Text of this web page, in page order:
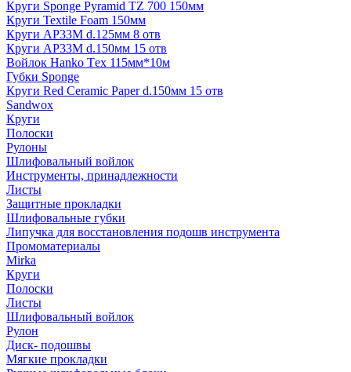
Круги Sponge Pyramid TZ 700 150мм
Круги Textile Foam 150мм
Круги AP33M d.125мм 8 отв
Круги AP33M d.150мм 15 отв
Войлок Hanko Tех 115мм*10м
Губки Sponge
Круги Red Ceramic Paper d.150мм 15 отв
Sandwox
Круги
Полоски
Рулоны
Шлифовальный войлок
Инструменты, принадлежности
Листы
Защитные прокладки
Шлифовальные губки
Липучка для восстановления подошв инструмента
Промоматериалы
Mirka
Круги
Полоски
Листы
Шлифовальный войлок
Рулон
Диск- подошвы
Мягкие прокладки